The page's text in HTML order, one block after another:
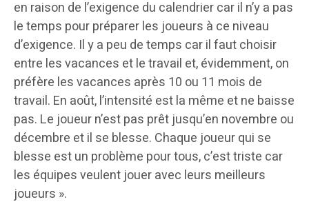
en raison de l’exigence du calendrier car il n’y a pas
le temps pour préparer les joueurs à ce niveau
d’exigence. Il y a peu de temps car il faut choisir
entre les vacances et le travail et, évidemment, on
préfère les vacances après 10 ou 11 mois de
travail. En août, l’intensité est la même et ne baisse
pas. Le joueur n’est pas prêt jusqu’en novembre ou
décembre et il se blesse. Chaque joueur qui se
blesse est un problème pour tous, c’est triste car
les équipes veulent jouer avec leurs meilleurs
joueurs ».